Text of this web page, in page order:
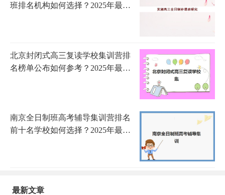
班排名机构如何选择？2025年最新
北京封闭式高三复读学校集训营排
名榜单公布如何参考？2025年最新
南京全日制班高考辅导集训营排名
前十名学校如何选择？2025年最新
最新文章